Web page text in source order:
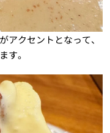
アクセントとなって、
す。